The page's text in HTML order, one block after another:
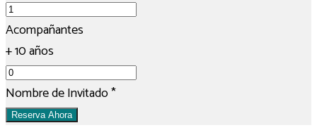
Acompañantes
+ 10 años
Nombre de Invitado*
Reserva Ahora